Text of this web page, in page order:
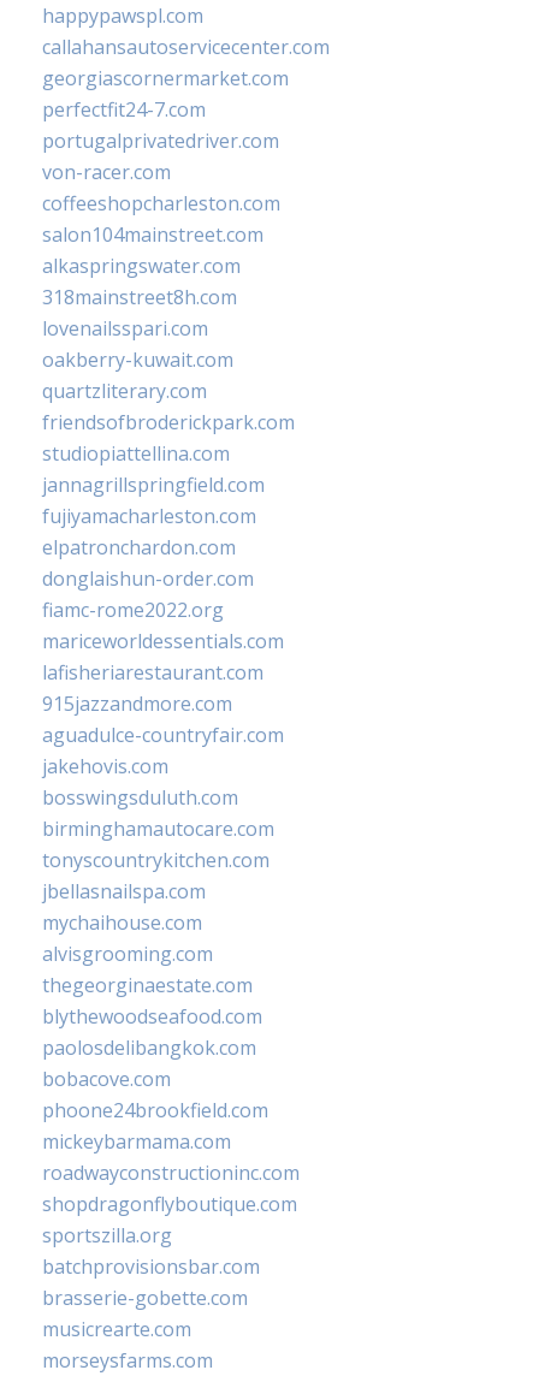
happypawspl.com
callahansautoservicecenter.com
georgiascornermarket.com
perfectfit24-7.com
portugalprivatedriver.com
von-racer.com
coffeeshopcharleston.com
salon104mainstreet.com
alkaspringswater.com
318mainstreet8h.com
lovenailsspari.com
oakberry-kuwait.com
quartzliterary.com
friendsofbroderickpark.com
studiopiattellina.com
jannagrillspringfield.com
fujiyamacharleston.com
elpatronchardon.com
donglaishun-order.com
fiamc-rome2022.org
mariceworldessentials.com
lafisheriarestaurant.com
915jazzandmore.com
aguadulce-countryfair.com
jakehovis.com
bosswingsduluth.com
birminghamautocare.com
tonyscountrykitchen.com
jbellasnailspa.com
mychaihouse.com
alvisgrooming.com
thegeorginaestate.com
blythewoodseafood.com
paolosdelibangkok.com
bobacove.com
phoone24brookfield.com
mickeybarmama.com
roadwayconstructioninc.com
shopdragonflyboutique.com
sportszilla.org
batchprovisionsbar.com
brasserie-gobette.com
musicrearte.com
morseysfarms.com